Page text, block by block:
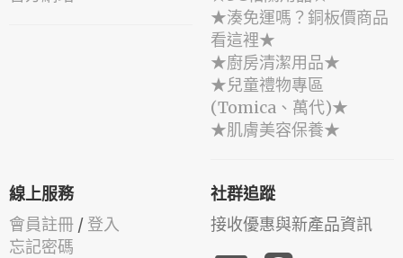
★湊免運嗎？銅板價商品
看這裡★
★廚房清潔用品★
★兒童禮物專區
(Tomica、萬代)★
★肌膚美容保養★
線上服務
會員註冊 / 登入
忘記密碼
社群追蹤
接收優惠與新產品資訊